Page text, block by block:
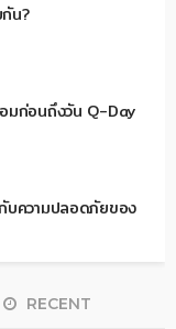
น?
อมก่อนถึงวัน Q-Day
บความปลอดภัยของ
RECENT